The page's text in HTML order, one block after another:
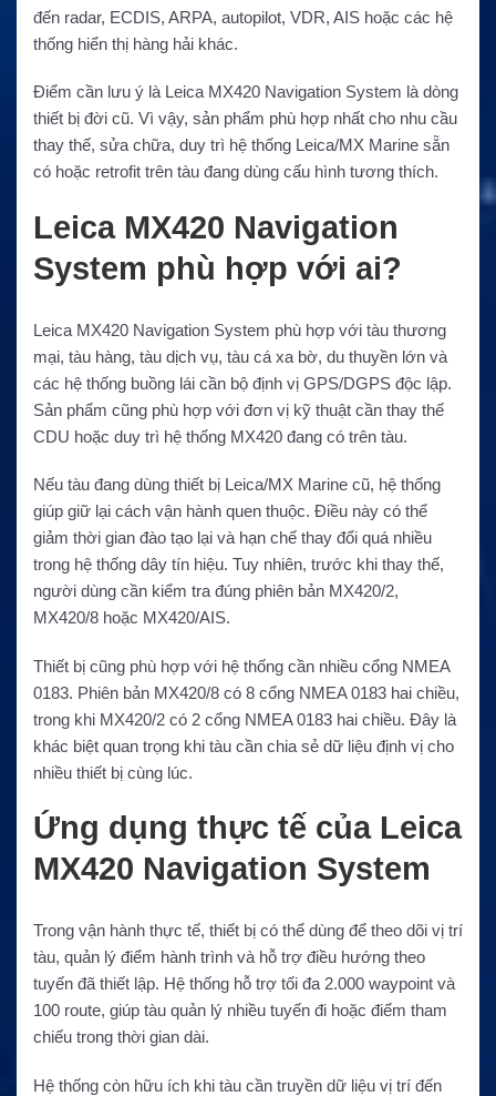
đến radar, ECDIS, ARPA, autopilot, VDR, AIS hoặc các hệ
thống hiển thị hàng hải khác.
Điểm cần lưu ý là Leica MX420 Navigation System là dòng
thiết bị đời cũ. Vì vậy, sản phẩm phù hợp nhất cho nhu cầu
thay thế, sửa chữa, duy trì hệ thống Leica/MX Marine sẵn
có hoặc retrofit trên tàu đang dùng cấu hình tương thích.
Leica MX420 Navigation
System phù hợp với ai?
Leica MX420 Navigation System phù hợp với tàu thương
mại, tàu hàng, tàu dịch vụ, tàu cá xa bờ, du thuyền lớn và
các hệ thống buồng lái cần bộ định vị GPS/DGPS độc lập.
Sản phẩm cũng phù hợp với đơn vị kỹ thuật cần thay thế
CDU hoặc duy trì hệ thống MX420 đang có trên tàu.
Nếu tàu đang dùng thiết bị Leica/MX Marine cũ, hệ thống
giúp giữ lại cách vận hành quen thuộc. Điều này có thể
giảm thời gian đào tạo lại và hạn chế thay đổi quá nhiều
trong hệ thống dây tín hiệu. Tuy nhiên, trước khi thay thế,
người dùng cần kiểm tra đúng phiên bản MX420/2,
MX420/8 hoặc MX420/AIS.
Thiết bị cũng phù hợp với hệ thống cần nhiều cổng NMEA
0183. Phiên bản MX420/8 có 8 cổng NMEA 0183 hai chiều,
trong khi MX420/2 có 2 cổng NMEA 0183 hai chiều. Đây là
khác biệt quan trọng khi tàu cần chia sẻ dữ liệu định vị cho
nhiều thiết bị cùng lúc.
Ứng dụng thực tế của Leica
MX420 Navigation System
Trong vận hành thực tế, thiết bị có thể dùng để theo dõi vị trí
tàu, quản lý điểm hành trình và hỗ trợ điều hướng theo
tuyến đã thiết lập. Hệ thống hỗ trợ tối đa 2.000 waypoint và
100 route, giúp tàu quản lý nhiều tuyến đi hoặc điểm tham
chiếu trong thời gian dài.
Hệ thống còn hữu ích khi tàu cần truyền dữ liệu vị trí đến